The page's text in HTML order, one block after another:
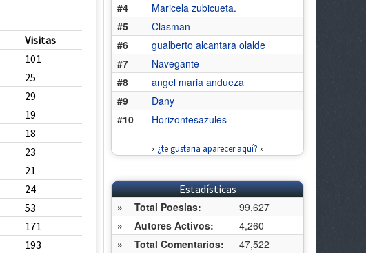
Visitas
101
25
29
19
18
23
21
24
53
171
193
#4
Maricela zubicueta.
#5
Clasman
#6
gualberto alcantara olalde
#7
Navegante
#8
angel maria andueza
#9
Dany
#10
Horizontesazules
« ¿te gustaria aparecer aquí? »
Estadísticas
»
Total Poesias:
99,627
»
Autores Activos:
4,260
»
Total Comentarios:
47,522